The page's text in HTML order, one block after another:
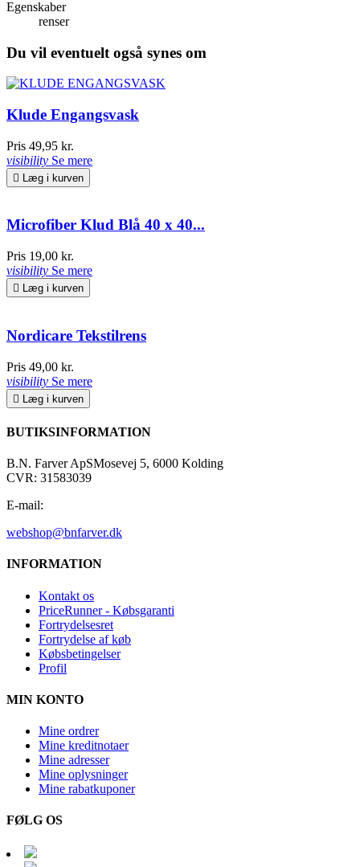
Egenskaber
renser
Du vil eventuelt også synes om
Klude Engangsvask
Pris 49,95 kr.
visibility Se mere
 Læg i kurven
Microfiber Klud Blå 40 x 40...
Pris 19,00 kr.
visibility Se mere
 Læg i kurven
Nordicare Tekstilrens
Pris 49,00 kr.
visibility Se mere
 Læg i kurven
BUTIKSINFORMATION
B.N. Farver ApSMosevej 5, 6000 Kolding
CVR: 31583039
E-mail:
webshop@bnfarver.dk
INFORMATION
Kontakt os
PriceRunner - Købsgaranti
Fortrydelsesret
Fortrydelse af køb
Købsbetingelser
Profil
MIN KONTO
Mine ordrer
Mine kreditnotaer
Mine adresser
Mine oplysninger
Mine rabatkuponer
FØLG OS